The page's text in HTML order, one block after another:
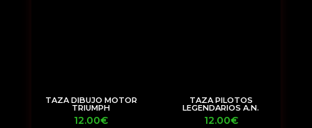
TAZA DIBUJO MOTOR
TRIUMPH
12.00€
TAZA PILOTOS
LEGENDARIOS A.N.
12.00€